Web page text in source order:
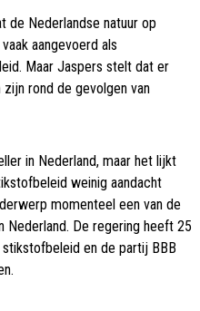
de Nederlandse natuur op
aangevoerd als
Maar Jaspers stelt dat er
rond de gevolgen van
in Nederland, maar het lijkt
weinig aandacht
momenteel een van de
Nederland. De regering heeft 25
en de partij BBB